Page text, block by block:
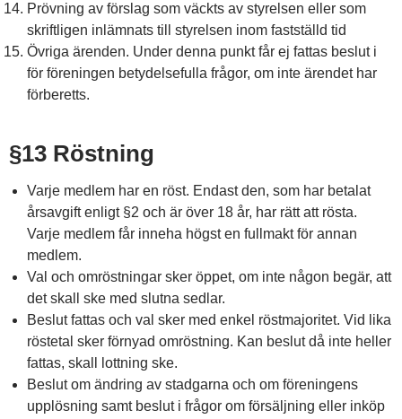
Prövning av förslag som väckts av styrelsen eller som
skriftligen inlämnats till styrelsen inom fastställd tid
Övriga ärenden. Under denna punkt får ej fattas beslut i
för föreningen betydelsefulla frågor, om inte ärendet har
förberetts.
§13 Röstning
Varje medlem har en röst. Endast den, som har betalat
årsavgift enligt §2 och är över 18 år, har rätt att rösta.
Varje medlem får inneha högst en fullmakt för annan
medlem.
Val och omröstningar sker öppet, om inte någon begär, att
det skall ske med slutna sedlar.
Beslut fattas och val sker med enkel röstmajoritet. Vid lika
röstetal sker förnyad omröstning. Kan beslut då inte heller
fattas, skall lottning ske.
Beslut om ändring av stadgarna och om föreningens
upplösning samt beslut i frågor om försäljning eller inköp